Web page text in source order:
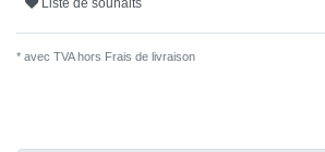
* avec TVA hors Frais de livraison